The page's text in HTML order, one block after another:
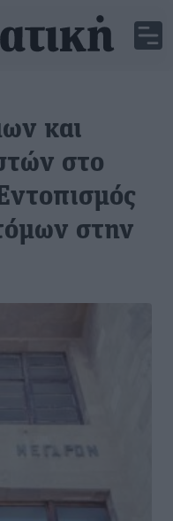
και
στο
στην